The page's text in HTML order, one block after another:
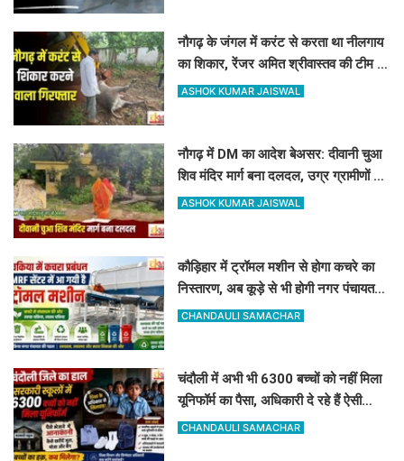
नौगढ़ के जंगल में करंट से करता था नीलगाय
का शिकार, रेंजर अमित श्रीवास्तव की टीम ने
ऐसे दबोचा
ASHOK KUMAR JAISWAL
नौगढ़ में DM का आदेश बेअसर: दीवानी चुआ
शिव मंदिर मार्ग बना दलदल, उग्र ग्रामीणों ने
दी चक्का जाम की चेतावनी
ASHOK KUMAR JAISWAL
कौड़िहार में ट्रॉमल मशीन से होगा कचरे का
निस्तारण, अब कूड़े से भी होगी नगर पंचायत
की बंपर कमाई
CHANDAULI SAMACHAR
चंदौली में अभी भी 6300 बच्चों को नहीं मिला
यूनिफॉर्म का पैसा, अधिकारी दे रहे हैं ऐसी
दलील
CHANDAULI SAMACHAR